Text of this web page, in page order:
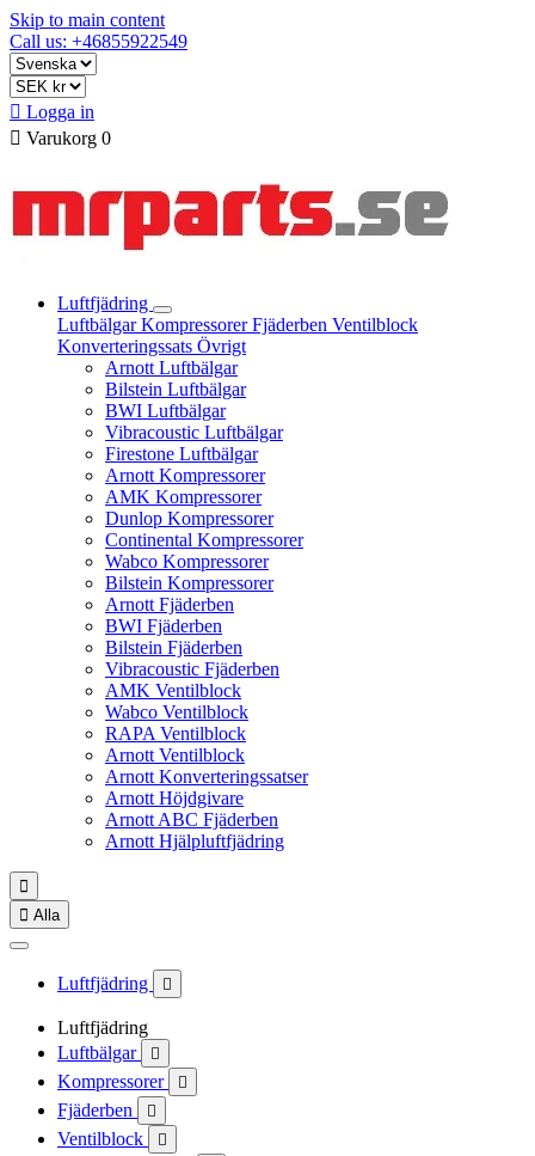
Skip to main content
Call us: +46855922549
 Logga in
 Varukorg 0
Luftfjädring
LuftbälgarKompressorerFjäderben Ventilblock
Konverteringssats Övrigt
Arnott Luftbälgar
Bilstein Luftbälgar
BWI Luftbälgar
Vibracoustic Luftbälgar
Firestone Luftbälgar
Arnott Kompressorer
AMK Kompressorer
Dunlop Kompressorer
Continental Kompressorer
Wabco Kompressorer
Bilstein Kompressorer
Arnott Fjäderben
BWI Fjäderben
Bilstein Fjäderben
Vibracoustic Fjäderben
AMK Ventilblock
Wabco Ventilblock
RAPA Ventilblock
Arnott Ventilblock
Arnott Konverteringssatser
Arnott Höjdgivare
Arnott ABC Fjäderben
Arnott Hjälpluftfjädring

 Alla
Luftfjädring 
Luftfjädring
Luftbälgar

Kompressorer 
Fjäderben 
Ventilblock 